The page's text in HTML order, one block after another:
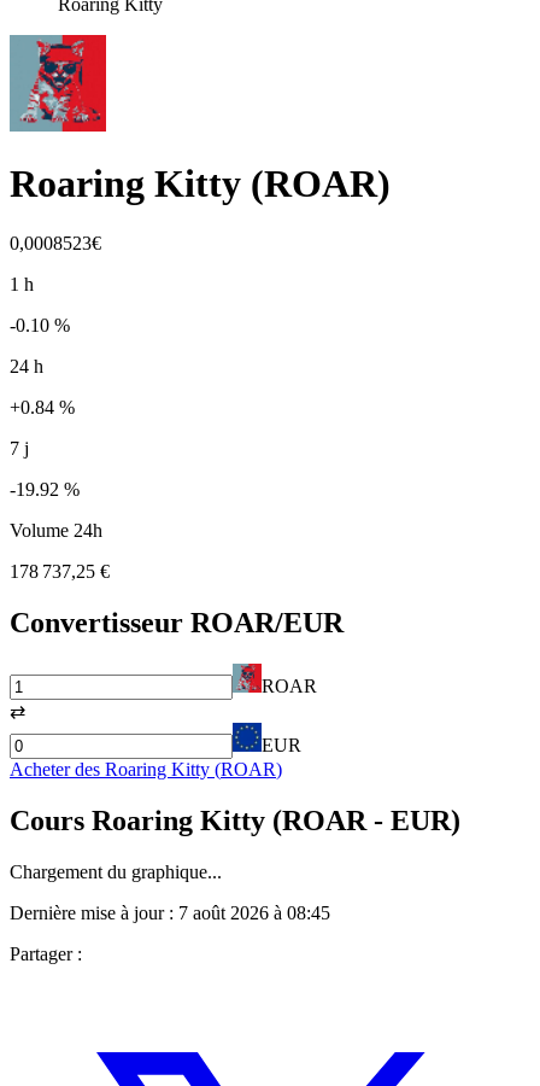
Roaring Kitty
Roaring Kitty (ROAR)
0,0008523€
1 h
-0.10 %
24 h
+0.84 %
7 j
-19.92 %
Volume 24h
178 737,25 €
Convertisseur ROAR/EUR
ROAR
⇄
EUR
Acheter des Roaring Kitty (ROAR)
Cours Roaring Kitty (ROAR - EUR)
Chargement du graphique...
Dernière mise à jour : 7 août 2026 à 08:45
Partager :